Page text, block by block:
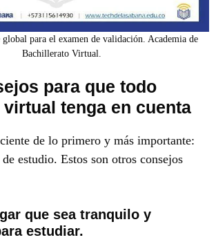
para el examen de validación. Academia de
Bachillerato Virtual.
para que todo
tenga en cuenta
de lo primero y más importante:
estudio. Estos son otros consejos
que sea tranquilo y
estudiar.